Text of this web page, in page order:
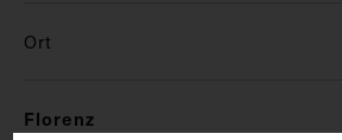
Ort
Florenz